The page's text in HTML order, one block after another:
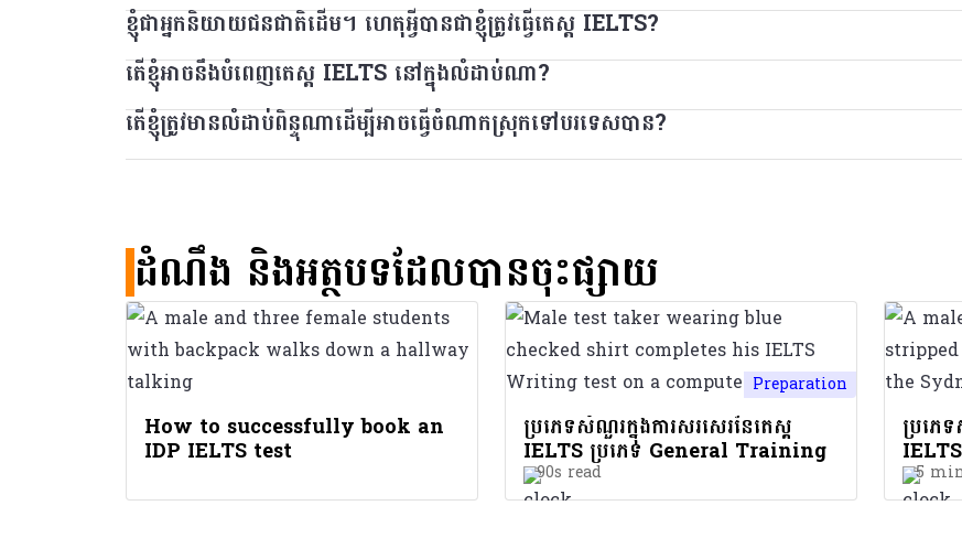
ប្រភេទ ​Academic។
តេស្តប្រភេទ General Training មើលទៅលើសមត្ថភាពប្រើប្រាស់ភាសាអង់គ្លេសរបស់អ្នកនៅក្នុងបរិយាកាសការងារ
អនុវិទ្យាល័យ ចុះឈ្មោះចូលវគ្គបណ្តុះបណ្តាលវិជ្ជាជីវៈ ផ្លាស់ប្តូរទីលំនៅទៅធ្វើការនៅបរទេស ឬធ្វើចំណាកស្រុកទៅប្រទ
សហរដ្ឋអាមេរិក អ្នកប្រហែលជាត្រូវធ្វើតេស្ត IELTS ប្រភេទ General Training។
តេស្ត IELTS និងតេស្ត IELTS សម្រាប់ UKVI គឺជាតេស្តតែមួយ បើនិយាយពីទម្រង់ ខ្លឹមសារ ការដាក់ពិន្ទុ និងកម្រិតន
សម្រាប់ UKVI ត្រូវបានអនុម័តដោយក្រសួងមហាផ្ទៃនៃចក្រភពអង់គ្លេសសម្រាប់គោលបំណងទៅធ្វើការ សិក្សា និងធ្វើចំ
ប្រសិនបើអ្នកធ្វើតេស្ត IELTS សម្រាប់ UKVI ក្រដាសរបាយការណ៍តេស្តរបស់អ្នកនឹងខុសគ្នាបន្តិចបន្តួចដើម្បីបង្ហាញថា
មណ្ឌលធ្វើតេស្តដែលបានអនុម័ត។
ខ្ញុំជាអ្នកនិយាយជនជាតិដើម។ ហេតុអ្វីបានជាខ្ញុំត្រូវធ្វើតេស្ត IELTS?
IELTS អាចជាតម្រូវការសម្រាប់ការចូលរៀនវគ្គសិក្សាដែលអ្នកចង់រៀននៅក្នុងស្ថាប័នអប់រំ។ វាក៏ត្រូវបានប្រើនៅក្នុងប្រទេសជ
ស្រុករបស់ពួកគេ។ ប្រសិនបើអ្នកមិនច្បាស់ពីមូលហេតុដែលអ្នកត្រូវការធ្វើតេស្ត IELTS ឬអំពីពិន្ទុដែលអ្នកត្រូវការ សូមទា
ព័ត៌មានបន្ថែមទៀតរួមទាំងថាតើអ្នកនិយាយជាជនជាតិដើមត្រូវការបំពេញតេស្ត IELTS ដែរឬទេ។ ទោះបីភាសាអង់គ្លេសជ
តើខ្ញុំអាចនឹងបំពេញតេស្ត IELTS នៅក្នុងលំដាប់ណា?
ប្រសិនបើអ្នកប្រឡង IELTS ដែលធ្វើតេស្តតាមកុំព្យូទ័រ អ្នកនឹងធ្វើតេស្តតាមលំដាប់ដូចខាងក្រោមនៅថ្ងៃតែមួយ៖ តេស្តការស្ត
មុន ឬក្រោយបញ្ចប់ម៉ោងធ្វើតេស្ត។
តើខ្ញុំត្រូវមានលំដាប់ពិន្ទុណាដើម្បីអាចធ្វើចំណាកស្រុកទៅបរទេសបាន?
ដំណឹង និងអត្ថបទដែលបានចុះផ្សាយ
How to successfully book an
IDP IELTS test
Preparation
ប្រភេទសំណួរក្នុងការសរសេរនៃតេស្ត
IELTS ប្រភេទ General Training
90s read
ប្រភេ
IELTS
5